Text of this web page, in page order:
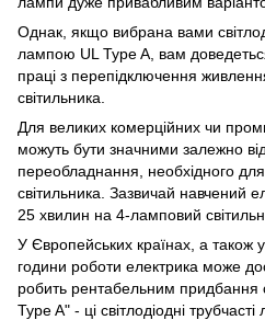
Однак, якщо вибрана вами
лампою UL Type A, вам
праці з перепідключення
світильника.
Для великих комерційних чи
можуть бути значними залежно
переобладнання, необхідного
світильника. Зазвичай навчений
25 хвилин на 4-ламповий
У Європейських країнах, а також у
години роботи електрика може
робить рентабельним придбання
Type A" - ці світлодіодні